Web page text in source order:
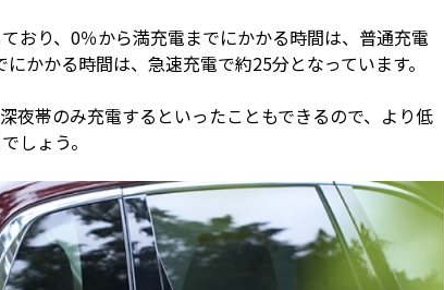
おり、0％から満充電までにかかる時間は、普通充電
かかる時間は、急速充電で約25分となっています。
夜帯のみ充電するといったこともできるので、より低
しょう。